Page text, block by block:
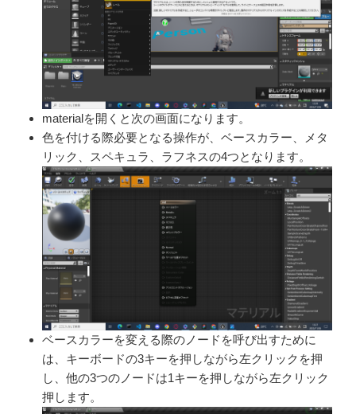
materialを開くと次の画面になります。
色を付ける際必要となる操作が、ベースカラー、メタ
リック、スペキュラ、ラフネスの4つとなり ます。
ベースカラーを変える際のノー ドを呼び出すために
は、キーボードの3キーを押しながら左クリックを押
し、他の3つのノー ドは1キーを押しながら左クリッ ク
押します。